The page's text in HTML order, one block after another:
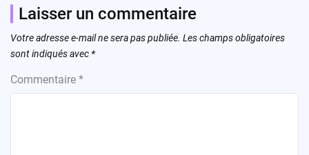
Laisser un commentaire
Votre adresse e-mail ne sera pas publiée. Les champs obligatoires
sont indiqués avec *
Commentaire *